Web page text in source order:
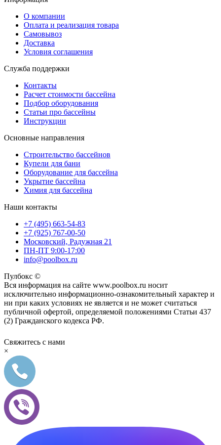
О компании
Оплата и реализация товара
Самовывоз
Доставка
Условия соглашения
Служба поддержки
Контакты
Расчет стоимости бассейна
Подбор оборудования
Статьи про бассейны
Инструкции
Основные направления
Строительство бассейнов
Купели для бани
Оборудование для бассейна
Укрытие бассейна
Химия для бассейна
Наши контакты
+7 (495) 663-54-83
+7 (925) 767-00-50
Московский, Радужная 21
ПН-ПТ 9:00-17:00
info@poolbox.ru
Пулбокс ©
Вся информация на сайте www.poolbox.ru носит
исключительно информационно-ознакомительный характер и
ни при каких условиях не является и не может считаться
публичной офертой, определяемой положениями Статьи 437
(2) Гражданского кодекса РФ.
Свяжитесь с нами
×